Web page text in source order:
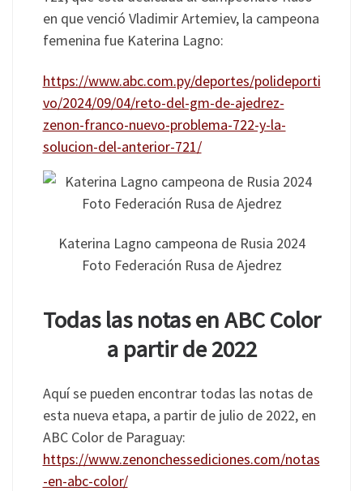
en que venció Vladimir Artemiev, la campeona
femenina fue Katerina Lagno:
https://www.abc.com.py/deportes/polideporti
vo/2024/09/04/reto-del-gm-de-ajedrez-
zenon-franco-nuevo-problema-722-y-la-
solucion-del-anterior-721/
Katerina Lagno campeona de Rusia 2024
Foto Federación Rusa de Ajedrez
Todas las notas en ABC Color
a partir de 2022
Aquí se pueden encontrar todas las notas de
esta nueva etapa, a partir de julio de 2022, en
ABC Color de Paraguay:
https://www.zenonchessediciones.com/notas
-en-abc-color/